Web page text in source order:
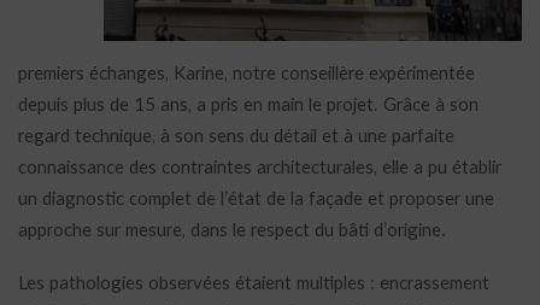
premiers échanges, Karine, notre conseillère expérimentée
depuis plus de 15 ans, a pris en main le projet. Grâce à son
regard technique, à son sens du détail et à une parfaite
connaissance des contraintes architecturales, elle a pu établir
un diagnostic complet de l’état de la façade et proposer une
approche sur mesure, dans le respect du bâti d’origine.
Les pathologies observées étaient multiples : encrassement